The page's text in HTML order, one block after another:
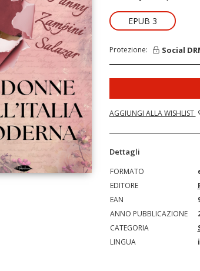
EPUB 3
Protezione: Social
AGGIUNGI ALLA WISHLIST
Dettagli
FORMATO
EDITORE
EAN
ANNO PUBBLICAZIONE
CATEGORIA
LINGUA